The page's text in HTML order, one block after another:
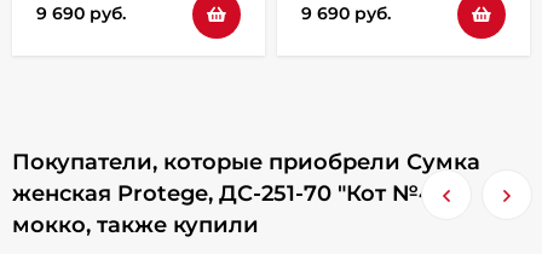
9 690 руб. 9 690 руб.
Покупатели, которые приобрели Сумка
женская Protege, ДС-251-70 "Кот №43"
мокко, также купили